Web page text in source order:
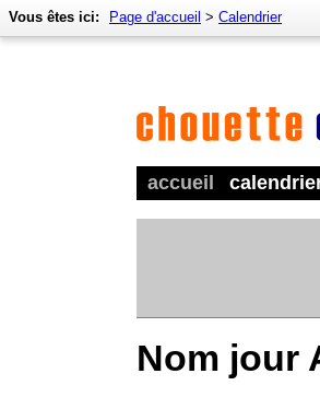
accueil
Vous êtes ici: Page d'accueil > Calendrier
Nom jour